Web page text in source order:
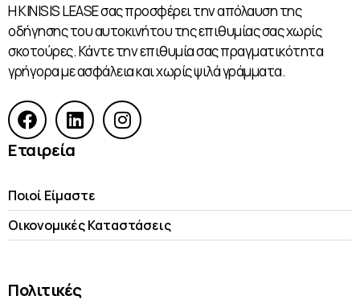
Η KINISIS LEASE σας προσφέρει την απόλαυση της
οδήγησης του αυτοκινήτου της επιθυμίας σας χωρίς
σκοτούρες. Κάντε την επιθυμία σας πραγματικότητα
γρήγορα με ασφάλεια και χωρίς ψιλά γράμματα.
Εταιρεία
Ποιοί Είμαστε
Οικονομικές Kαταστάσεις
Πολιτικές